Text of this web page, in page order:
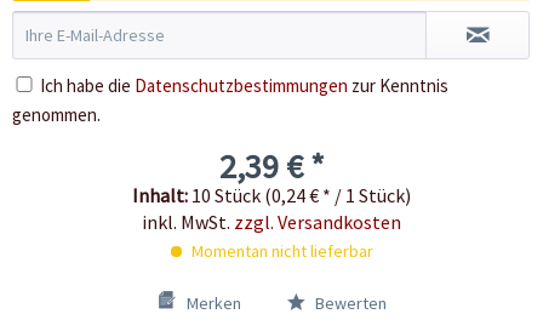
Ich habe die Datenschutzbestimmungen zur Kenntnis
genommen.
2,39 € *
Inhalt: 10 Stück (0,24 € * / 1 Stück)
inkl. MwSt. zzgl. Versandkosten
Momentan nicht lieferbar
Merken Bewerten